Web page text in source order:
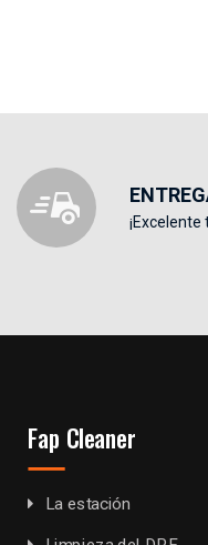
Fap Cleaner
La estación